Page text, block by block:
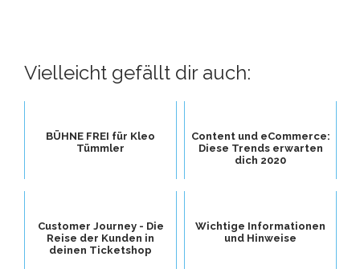
Vielleicht gefällt dir auch:
BÜHNE FREI für Kleo
Tümmler
Content und eCommerce:
Diese Trends erwarten
dich 2020
Customer Journey - Die
Reise der Kunden in
deinen Ticketshop
Wichtige Informationen
und Hinweise